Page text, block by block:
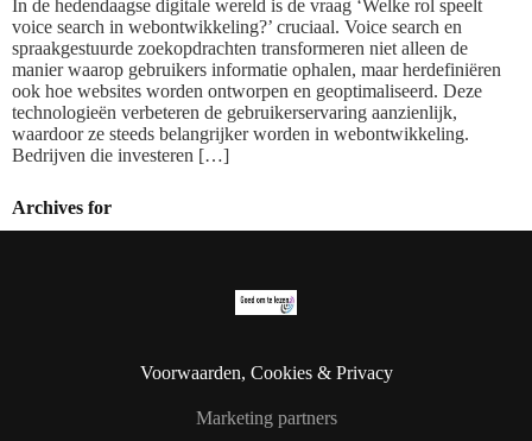
In de hedendaagse digitale wereld is de vraag ‘Welke rol speelt
voice search in webontwikkeling?’ cruciaal. Voice search en
spraakgestuurde zoekopdrachten transformeren niet alleen de
manier waarop gebruikers informatie ophalen, maar herdefiniëren
ook hoe websites worden ontworpen en geoptimaliseerd. Deze
technologieën verbeteren de gebruikerservaring aanzienlijk,
waardoor ze steeds belangrijker worden in webontwikkeling.
Bedrijven die investeren […]
Archives for
Voorwaarden, Cookies & Privacy
Marketing partners